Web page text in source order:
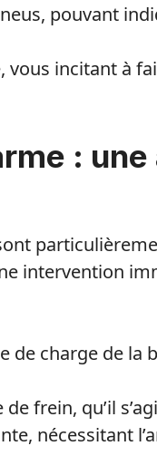
pouvant
vous incitant à
:
intervention
de charge de la
frein, qu’il
nécessitant